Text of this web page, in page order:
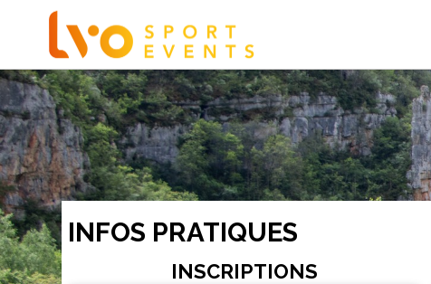
INFOS PRATIQUES
INSCRIPTIONS